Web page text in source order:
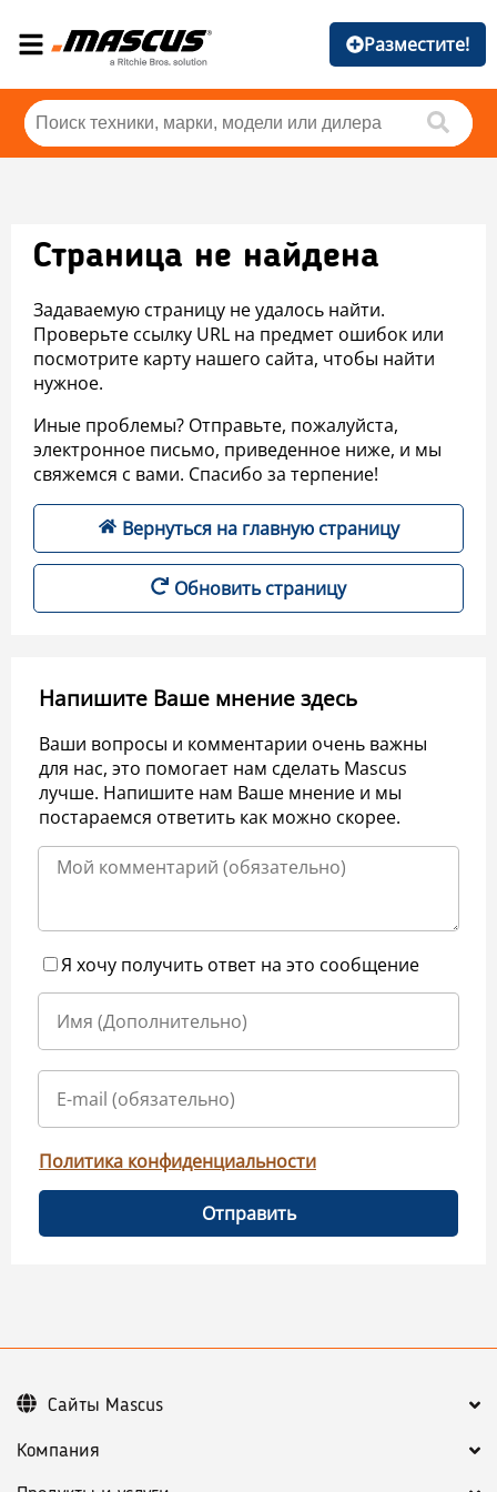
Разместите!
Страница не найдена
Задаваемую страницу не удалось найти.
Проверьте ссылку URL на предмет ошибок или
посмотрите карту нашего сайта, чтобы найти
нужное.
Иные проблемы? Отправьте, пожалуйста,
электронное письмо, приведенное ниже, и мы
свяжемся с вами. Спасибо за терпение!
Вернуться на главную страницу
Обновить страницу
Напишите Ваше мнение здесь
Ваши вопросы и комментарии очень важны
для нас, это помогает нам сделать Mascus
лучше. Напишите нам Ваше мнение и мы
постараемся ответить как можно скорее.
Я хочу получить ответ на это сообщение
Политика конфиденциальности
Отправить
Компания
Сайты Mascus